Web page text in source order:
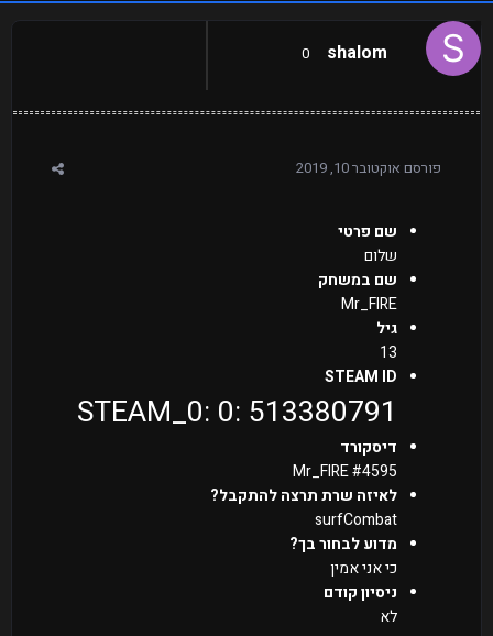
shalom
0
פורסם אוקטובר 10, 2019
שם פרטי
שלום
שם במשחק
Mr_FIRE
גיל
13
STEAM ID
STEAM_0: 0: 513380791
דיסקורד
Mr_FIRE #4595
לאיזה שרת תרצה להתקבל?
surfCombat
מדוע לבחור בך?
כי אני אמין
ניסיון קודם
לא